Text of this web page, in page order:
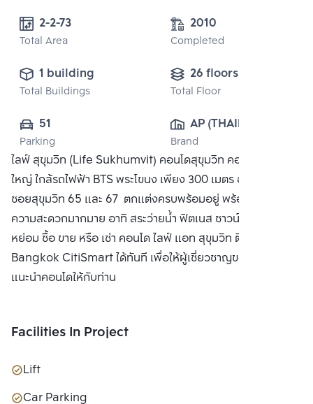
2-2-73
Total Area
2010
Completed
1 building
Total Buildings
26 floors
Total Floor
51
Parking
AP (THAILAND)
PUBLIC CO.,
LTD.
Brand
ไลฟ์ สุขุมวิท (Life Sukhumvit) คอนโดสุขุมวิท คอนโดติดถนน
ใหญ่ ใกล้รถไฟฟ้า BTS พระโขนง เพียง 300 เมตร อยู่ระหว่าง
ซอยสุขุมวิท 65 และ 67 ตกแต่งครบพร้อมอยู่ พร้อมสิ่งอำนวย
ความสะดวกมากมาย อาทิ สระว่ายน้ำ ฟิตเนส ซาวน์น่า และส่วน
หย่อม ซื้อ ขาย หรือ เช่า คอนโด ไลฟ์ แอท สุขุมวิท ติดต่อหาเรา
Bangkok CitiSmart ได้ทันที เพื่อให้ผู้เชี่ยวชาญของเราได้
แนะนำคอนโดให้กับท่าน
Facilities In Project
Lift
Car Parking